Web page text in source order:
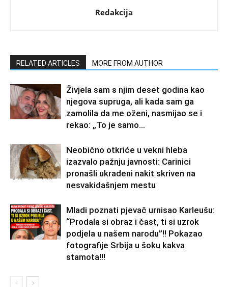
Redakcija
RELATED ARTICLES MORE FROM AUTHOR
Živjela sam s njim deset godina kao
njegova supruga, ali kada sam ga
zamolila da me oženi, nasmijao se i
rekao: „To je samo...
Neobično otkriće u vekni hleba
izazvalo pažnju javnosti: Carinici
pronašli ukradeni nakit skriven na
nesvakidašnjem mestu
Mladi poznati pjevač urnisao Karleušu:
“Prodala si obraz i čast, ti si uzrok
podjela u našem narodu”!! Pokazao
fotografije Srbija u šoku kakva
stamota!!!